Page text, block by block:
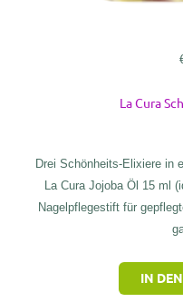
La Cura
Drei Schönheits-Elixiere in
La Cura Jojoba Öl 15 ml
Nagelpflegestift für
IN